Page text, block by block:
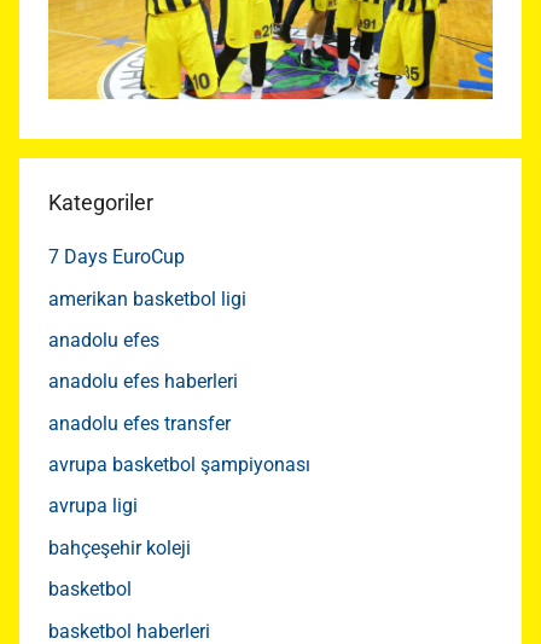
Kategoriler
7 Days EuroCup
amerikan basketbol ligi
anadolu efes
anadolu efes haberleri
anadolu efes transfer
avrupa basketbol şampiyonası
avrupa ligi
bahçeşehir koleji
basketbol
basketbol haberleri